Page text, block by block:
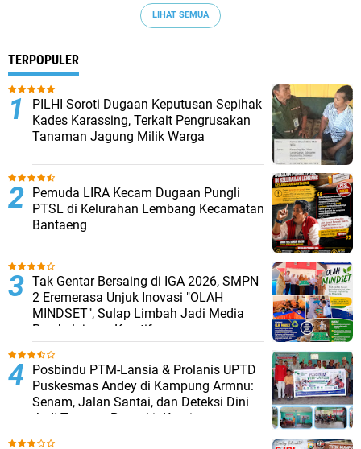
LIHAT SEMUA
TERPOPULER
PILHI Soroti Dugaan Keputusan Sepihak
Kades Karassing, Terkait Pengrusakan
Tanaman Jagung Milik Warga
Pemuda LIRA Kecam Dugaan Pungli
PTSL di Kelurahan Lembang Kecamatan
Bantaeng
Tak Gentar Bersaing di IGA 2026, SMPN
2 Eremerasa Unjuk Inovasi "OLAH
MINDSET", Sulap Limbah Jadi Media
Pembelajaran Kreatif
Posbindu PTM-Lansia & Prolanis UPTD
Puskesmas Andey di Kampung Armnu:
Senam, Jalan Santai, dan Deteksi Dini
Jadi Tameng Penyakit Kronis